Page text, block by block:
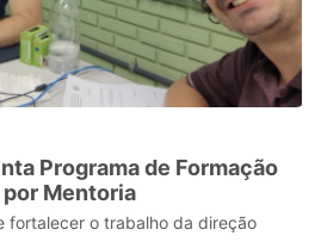
Programa de Formação
Mentoria
fortalecer o trabalho da direção